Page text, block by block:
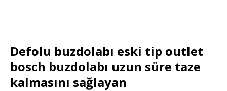
Defolu buzdolabı eski tip outlet
bosch buzdolabı uzun süre taze
kalmasını sağlayan